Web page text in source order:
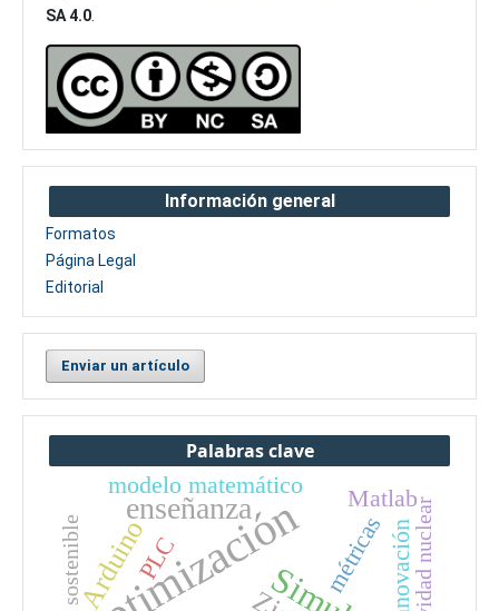
SA 4.0.
Información general
Formatos
Página Legal
Editorial
Enviar un artículo
Palabras clave
optimización
enseñanza
Arduino métricas
modelo matemático
innovación
PLC
Matlab